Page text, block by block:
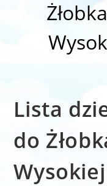
Lista
do